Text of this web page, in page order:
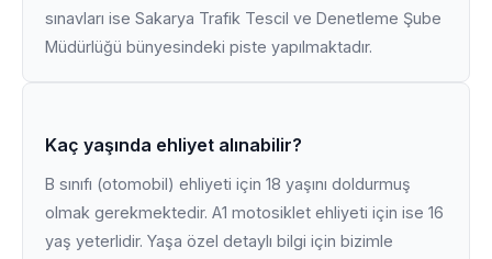
sınavları ise Sakarya Trafik Tescil ve Denetleme Şube
Müdürlüğü bünyesindeki piste yapılmaktadır.
Kaç yaşında ehliyet alınabilir?
B sınıfı (otomobil) ehliyeti için 18 yaşını doldurmuş
olmak gerekmektedir. A1 motosiklet ehliyeti için ise 16
yaş yeterlidir. Yaşa özel detaylı bilgi için bizimle